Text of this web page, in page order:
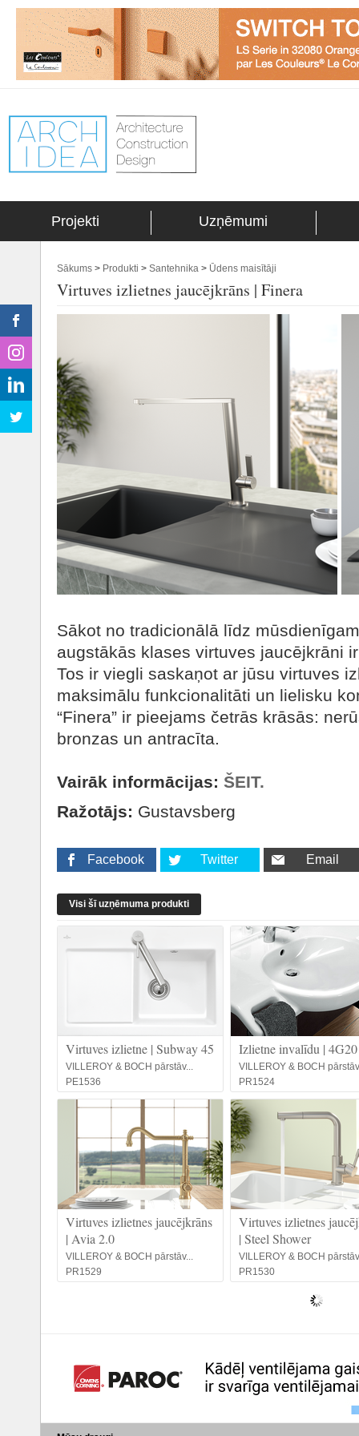
Projekti Uzņēmumi
Sākums > Produkti > Santehnika > Ūdens maisītāji
Virtuves izlietnes jaucējkrāns | Finera
Sākot no tradicionālā līdz
augstākās klases virtuves jaucējkrāni
Tos ir viegli saskaņot ar jūsu virtuves
maksimālu funkcionalitāti un lielisku
“Finera” ir pieejams četrās krāsās:
bronzas un antracīta.
Vairāk informācijas: ŠEIT.
Ražotājs: Gustavsberg
Facebook Twitter Email
Visi šī uzņēmuma produkti
Virtuves izlietne | Subway 45
VILLEROY & BOCH pārstāv...
PE1536
Izlietne invalīdu | 4G20
VILLEROY & BOCH
PR1524
Virtuves izlietnes jaucējkrāns
| Avia 2.0
VILLEROY & BOCH pārstāv...
PR1529
Virtuves izlietnes
| Steel Shower
VILLEROY & BOCH
PR1530